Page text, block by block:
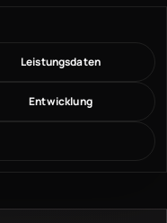
Leistungsdaten
Entwicklung